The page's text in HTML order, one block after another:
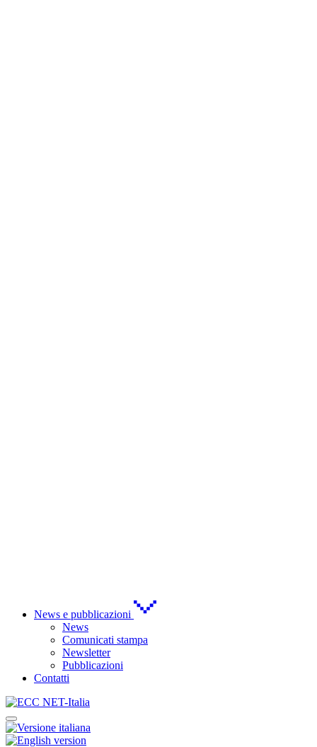
News e pubblicazioni
News
Comunicati stampa
Newsletter
Pubblicazioni
Contatti